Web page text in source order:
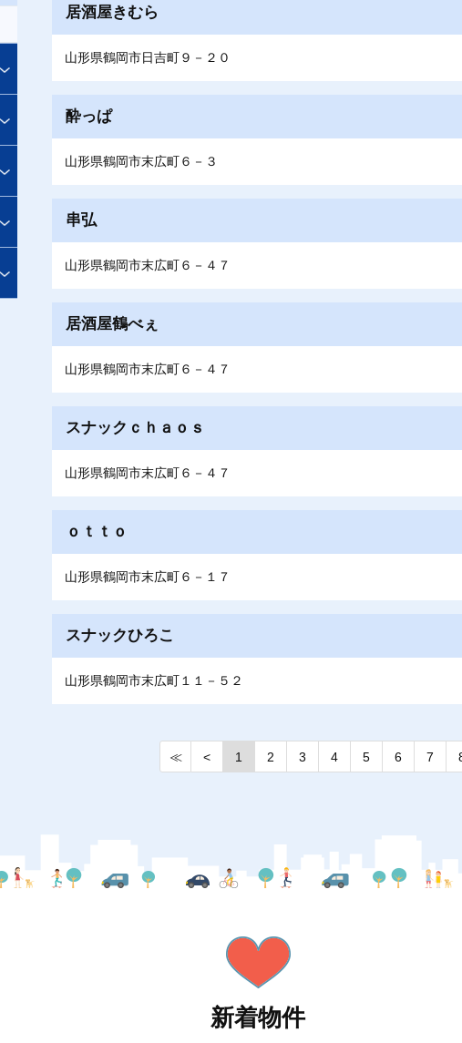
居酒屋きむら
山形県鶴岡市日吉町９－２０
酔っぱ
山形県鶴岡市末広町６－３
串弘
山形県鶴岡市末広町６－４７
居酒屋鶴べぇ
山形県鶴岡市末広町６－４７
スナックｃｈａｏｓ
山形県鶴岡市末広町６－４７
ｏｔｔｏ
山形県鶴岡市末広町６－１７
スナックひろこ
山形県鶴岡市末広町１１－５２
≪ < 1 2 3 4 5 6 7
新着物件